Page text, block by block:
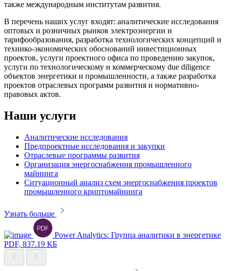
также международным институтам развития.
В перечень наших услуг входят: аналитические исследования
оптовых и розничных рынков электроэнергии и
тарифообразования, разработка технологических концепций и
технико-экономических обоснований инвестиционных
проектов, услуги проектного офиса по проведению закупок,
услуги по технологическому и коммерческому due diligence
объектов энергетики и промышленности, а также разработка
проектов отраслевых программ развития и нормативно-
правовых актов.
Наши услуги
Аналитические исследования
Предпроектные исследования и закупки
Отраслевые программы развития
Организация энергоснабжения промышленного
майнинга
Ситуационный анализ схем энергоснабжения проектов
промышленного криптомайнинга
Узнать больше
Power Analytics: Группа аналитики в энергетике
PDF, 837.19 КБ